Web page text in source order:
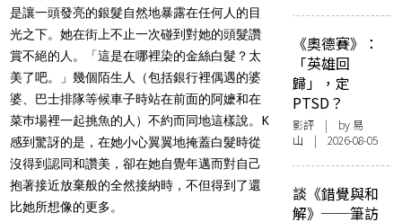
是讓一頭發亮的銀髮自然地暴露在任何人的目
光之下。她在街上不止一次碰到對她的頭髮讚
賞不絕的人。「這是在哪裡染的金絲白髮？太
美了吧。」幾個陌生人（包括銀行裡偶遇的婆
婆、巴士排隊等候車子時站在前面的阿嬷和在
菜巿場裡一起挑魚的人）不約而同地這樣說。K
感到驚訝的是，在她小心翼翼地掩蓋白髮時從
沒得到認同和讚美，卻在她自覺年邁而對自己
抱著接近放棄般的全然接納時，不但得到了還
比她所想像的更多。
《奧德賽》：
「英雄回
歸」，定
PTSD？
影評 | by 易
山 | 2026-08-05
談《錯覺與和
解》──筆訪